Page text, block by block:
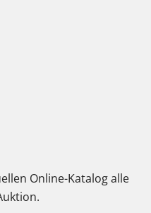
Online-Katalog alle